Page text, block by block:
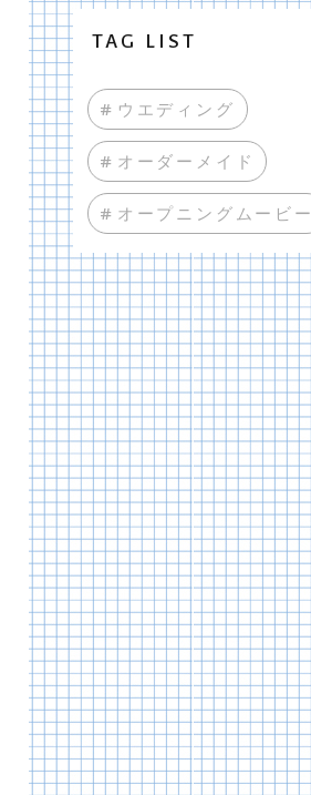
TAG LIST
#ウエディング
#オーダーメイド
#オープニングムービー